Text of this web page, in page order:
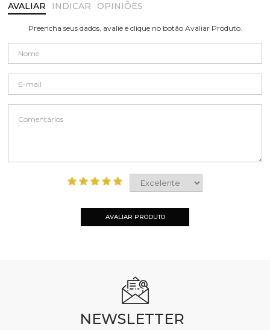
AVALIAR INDICAR OPINIÕES
Preencha seus dados, avalie e clique no botão Avaliar Produto.
AVALIAR PRODUTO
NEWSLETTER